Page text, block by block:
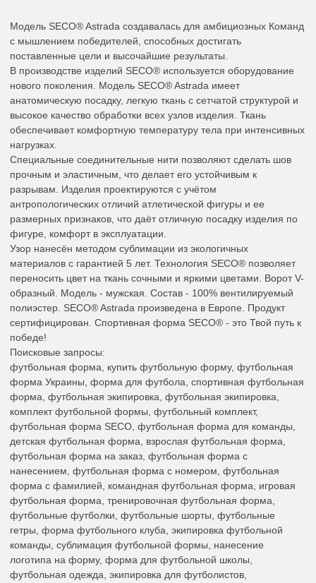
Модель SECO® Astrada создавалась для амбициозных Команд
с мышлением победителей, способных достигать
поставленные цели и высочайшие результаты.
В производстве изделий SECO® используется оборудование
нового поколения. Модель SECO® Astrada имеет
анатомическую посадку, легкую ткань с сетчатой структурой и
высокое качество обработки всех узлов изделия. Ткань
обеспечивает комфортную температуру тела при интенсивных
нагрузках.
Специальные соединительные нити позволяют сделать шов
прочным и эластичным, что делает его устойчивым к
разрывам. Изделия проектируются с учётом
антропологических отличий атлетической фигуры и ее
размерных признаков, что даёт отличную посадку изделия по
фигуре, комфорт в эксплуатации.
Узор нанесён методом сублимации из экологичных
материалов с гарантией 5 лет. Технология SECO® позволяет
переносить цвет на ткань сочными и яркими цветами. Ворот V-
образный. Модель - мужская. Состав - 100% вентилируемый
полиэстер. SECO® Astrada произведена в Европе. Продукт
сертифицирован. Спортивная форма SECO® - это Твой путь к
победе!
Поисковые запросы:
футбольная форма, купить футбольную форму, футбольная
форма Украины, форма для футбола, спортивная футбольная
форма, футбольная экипировка, футбольная экипировка,
комплект футбольной формы, футбольный комплект,
футбольная форма SECO, футбольная форма для команды,
детская футбольная форма, взрослая футбольная форма,
футбольная форма на заказ, футбольная форма с
нанесением, футбольная форма с номером, футбольная
форма с фамилией, командная футбольная форма, игровая
футбольная форма, тренировочная футбольная форма,
футбольные футболки, футбольные шорты, футбольные
гетры, форма футбольного клуба, экипировка футбольной
команды, сублимация футбольной формы, нанесение
логотипа на форму, форма для футбольной школы,
футбольная одежда, экипировка для футболистов,